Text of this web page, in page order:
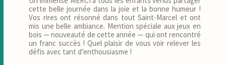
cette belle journée dans la joie et la bonne humeur !
Vos rires ont résonné dans tout Saint-Marcel et ont
mis une belle ambiance. Mention spéciale aux jeux en
bois — nouveauté de cette année — qui ont rencontré
un franc succès ! Quel plaisir de vous voir relever les
défis avec tant d’enthousiasme !